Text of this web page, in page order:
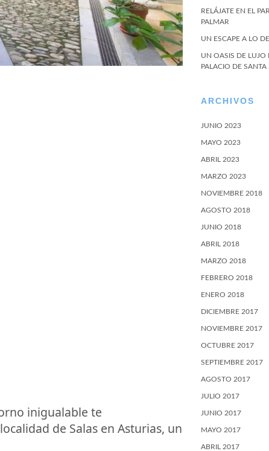
inigualable te
de Salas en Asturias, un
RELÁJATE EN EL
PALMAR
UN ESCAPE A LO
UN OASIS DE LUJO
PALACIO DE SANTA
ARCHIVOS
JUNIO 2023
MAYO 2023
ABRIL 2023
MARZO 2023
NOVIEMBRE 2018
AGOSTO 2018
JUNIO 2018
ABRIL 2018
MARZO 2018
FEBRERO 2018
ENERO 2018
DICIEMBRE 2017
NOVIEMBRE 2017
OCTUBRE 2017
SEPTIEMBRE 2017
AGOSTO 2017
JULIO 2017
JUNIO 2017
MAYO 2017
ABRIL 2017